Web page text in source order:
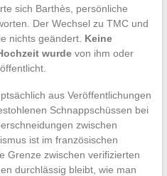
sich Barthès, persönliche
Der Wechsel zu TMC und
nichts geändert. Keine
wurdevon ihm oder
aus Veröffentlichungen
Schnappschüssen bei
zwischen
ist im französischen
Grenze zwischen verifizierten
durchlässig bleibt, wie man